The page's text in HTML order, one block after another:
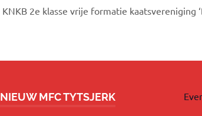
KNKB 2e klasse vrije formatie kaatsvereniging
NIEUW MFC TYTSJERK